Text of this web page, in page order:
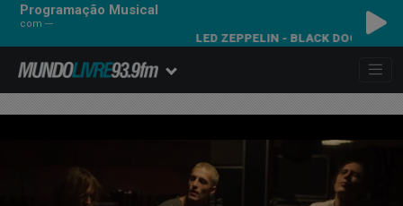
Programação Musical
com ---
LED ZEPPELIN - BLACK DOG